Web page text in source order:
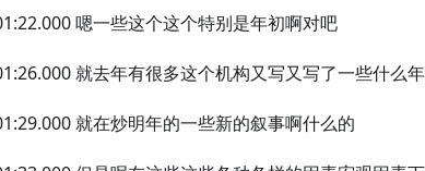
嗯一些这个这个特别是年初啊对吧
就去年有很多这个机构又写又写了一些什么
就在炒明年的一些新的叙事啊什么的